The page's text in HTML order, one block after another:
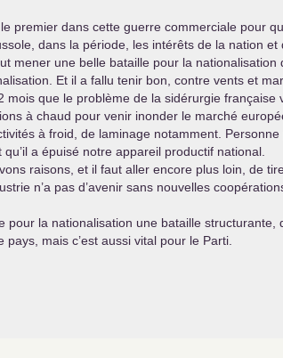
premier dans cette guerre commerciale pour
dans la période, les intérêts de la nation et
mener une belle bataille pour la
Et il a fallu tenir bon, contre vents et
que le problème de la sidérurgie
à chaud pour venir inonder le marché
à froid, de laminage notamment.
a épuisé notre appareil productif national.
raisons, et il faut aller encore plus loin, de
n’a pas d’avenir sans nouvelles
pour la nationalisation une bataille
pays, mais c’est aussi vital pour le Parti.